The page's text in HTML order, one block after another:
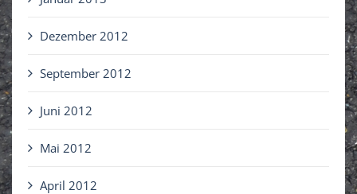
Dezember 2012
September 2012
Juni 2012
Mai 2012
April 2012